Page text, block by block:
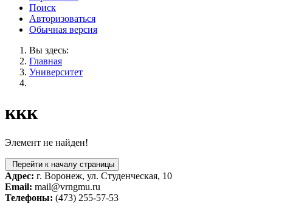
Поиск
Авторизоваться
Обычная версия
Вы здесь:
Главная
Университет
ккк
Элемент не найден!
Перейти к началу страницы
Адрес: г. Воронеж, ул. Студенческая, 10
Email: mail@vrngmu.ru
Телефоны: (473) 255-57-53